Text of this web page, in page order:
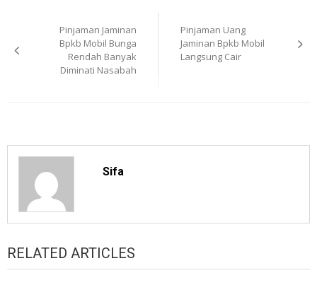
navigation
Pinjaman Jaminan
Bpkb Mobil Bunga
Rendah Banyak
Diminati Nasabah
Pinjaman Uang
Jaminan Bpkb Mobil
Langsung Cair
Sifa
RELATED ARTICLES